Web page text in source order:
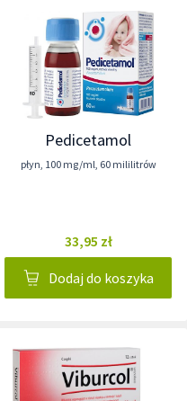
Pedicetamol
płyn, 100 mg/ml, 60 mililitrów
33,95 zł
Dodaj do koszyka